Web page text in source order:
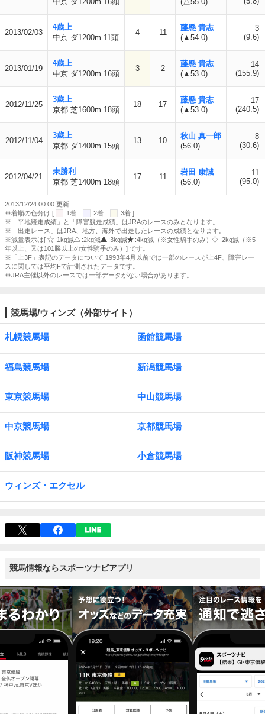
2013/02/03
4歳上
中京 ダ1200m 11頭
4 11
藤懸 貴志
(▲54.0)
3
(9.6)
2013/01/19
4歳上
中京 ダ1200m 16頭
3 2
藤懸 貴志
(▲53.0)
14
(155.9)
2012/11/25
3歳上
京都 芝1600m 18頭
18 17
藤懸 貴志
(▲53.0)
17
(240.5)
2012/11/04
3歳上
京都 ダ1400m 15頭
13 10
秋山 真一郎
(56.0)
8
(30.6)
2012/04/21
未勝利
京都 芝1400m 18頭
17 11
岩田 康誠
(56.0)
11
(95.0)
2013/12/24 00:00 更新
※着順の色分け [
:1着 :2着
:3着 ]
※「平地競走成績」と「障害競走成績」はJRAのレースのみとなります。
※「出走レース」はJRA、地方、海外で出走したレースの成績となります。
※減量表示は[
:1kg減 :2kg減 :3kg減 :4kg減（※女性騎手のみ）
:2kg減（※5
年以上、又は101勝以上の女性騎手のみ）] です。
※「上3F」表記のデータについて 1993年4月以前では一部のレースが上4F、障害レー
スに関しては平均Fで計測されたデータです。
※JRA主催以外のレースでは一部データがない場合があります。
競馬場/ウィンズ（外部サイト）
札幌競馬場 函館競馬場
福島競馬場 新潟競馬場
東京競馬場 中山競馬場
中京競馬場 京都競馬場
阪神競馬場 小倉競馬場
ウィンズ・エクセル
競馬情報ならスポーツナビアプリ